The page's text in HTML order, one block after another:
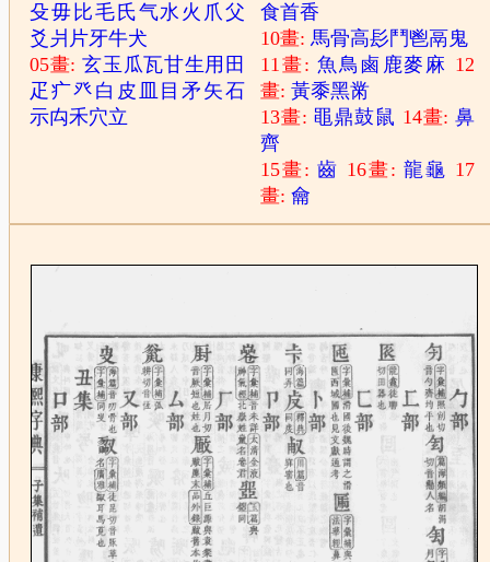
殳毋 比毛 氏气水 火 爪父
爻 爿 片牙牛犬
05畫:玄玉 瓜瓦甘生用 田
疋 疒癶 白 皮 目矛 矢石
示禸禾穴立
食首香
10畫:馬骨高髟 鬥鬯鬲 鬼
11畫: 魚鳥 鹵 鹿麥 麻 12
畫:黃黍黑黹
13畫: 黽鼎鼓鼠 14畫:鼻
齊
15畫:齒 16畫:龍龜 17
畫:龠